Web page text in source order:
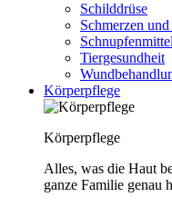
Schilddrüse
Schmerzen
Schnupfenmittel
Tiergesundheit
Körperpflege
Körperpflege
Alles, was die Haut
ganze Familie genau